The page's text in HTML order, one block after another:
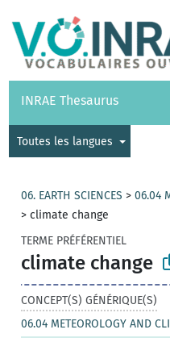
Vocabulaires API
INRAE Thesaurus
Toutes les langues
06. EARTH SCIENCES >06.04
>climate change
TERME PRÉFÉRENTIEL
climate change
CONCEPT(S) GÉNÉRIQUE(S)
06.04 METEOROLOGY AND